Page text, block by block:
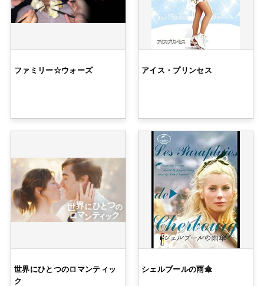
ファミリー☆ウォーズ アイス・プリンセス
世界にひとつのロマンティッ
ク
シェルブールの雨傘